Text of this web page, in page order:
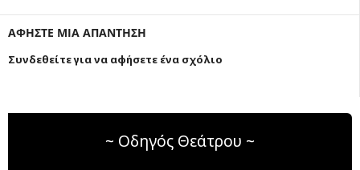
ΑΦΗΣΤΕ ΜΙΑ ΑΠΑΝΤΗΣΗ
Συνδεθείτε για να αφήσετε ένα σχόλιο
~ Οδηγός Θεάτρου ~